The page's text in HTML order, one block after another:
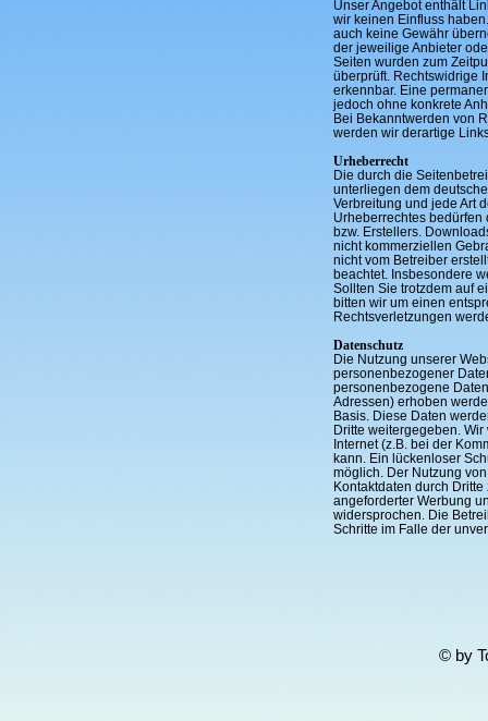
Unser Angebot enthält
wir keinen Einfluss
auch keine Gewähr
der jeweilige Anbieter
Seiten wurden zum
überprüft. Rechtswidrige
erkennbar. Eine
jedoch ohne konkrete
Bei Bekanntwerden von
werden wir derartige
Urheberrecht
Die durch die
unterliegen dem
Verbreitung und jede Art
Urheberrechtes bedürfen
bzw. Erstellers.
nicht kommerziellen
nicht vom Betreiber
beachtet. Insbesondere
Sollten Sie trotzdem auf
bitten wir um einen
Rechtsverletzungen
Datenschutz
Die Nutzung unserer
personenbezogener
personenbezogene
Adressen) erhoben
Basis. Diese Daten
Dritte weitergegeben.
Internet (z.B. bei der
kann. Ein lückenloser
möglich. Der Nutzung
Kontaktdaten durch
angeforderter Werbung
widersprochen. Die
Schritte im Falle der
© by